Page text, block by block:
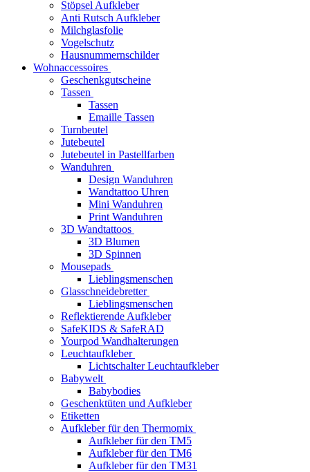
Stöpsel Aufkleber
Anti Rutsch Aufkleber
Milchglasfolie
Vogelschutz
Hausnummernschilder
Wohnaccessoires
Geschenkgutscheine
Tassen
Tassen
Emaille Tassen
Turnbeutel
Jutebeutel
Jutebeutel in Pastellfarben
Wanduhren
Design Wanduhren
Wandtattoo Uhren
Mini Wanduhren
Print Wanduhren
3D Wandtattoos
3D Blumen
3D Spinnen
Mousepads
Lieblingsmenschen
Glasschneidebretter
Lieblingsmenschen
Reflektierende Aufkleber
SafeKIDS & SafeRAD
Yourpod Wandhalterungen
Leuchtaufkleber
Lichtschalter Leuchtaufkleber
Babywelt
Babybodies
Geschenktüten und Aufkleber
Etiketten
Aufkleber für den Thermomix
Aufkleber für den TM5
Aufkleber für den TM6
Aufkleber für den TM31